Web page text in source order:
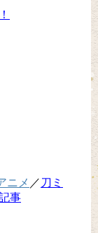
ニメ ／ 刀ミ
事